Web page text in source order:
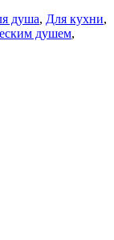
душа, Для кухни,
душем,